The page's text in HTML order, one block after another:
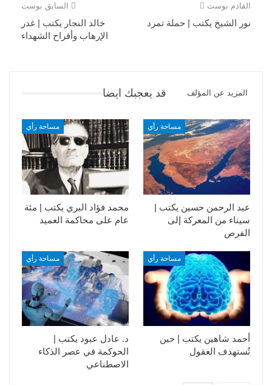
السابق بوست
خالد النجار يكتب | غدر
الإرهاب وأفراح الشهداء
القادم بوست
نور الشيخ يكتب | حملة تمرد
قد يعجبك ايضا المزيد عن المؤلف
مساحة رأي
محمد فؤاد البري يكتب | مئة
عام على محاكمة العميد
مساحة رأي
عبد الرحمن حسين يكتب |
سيناء من المعركة إلى
الفرص
مساحة رأي
د. عادل عبود يكتب |
الحوكمة في عصر الذكاء
الاصطناعي
مساحة رأي
أحمد شاهين يكتب | حين
تُستهدف العقول